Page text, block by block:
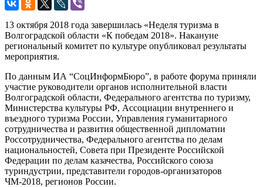
13 октября 2018 года завершилась «Неделя туризма в
Волгоградской области «К победам 2018». Накануне
региональный комитет по культуре опубликовал результаты
мероприятия.
По данным ИА “СоцИнформБюро”, в работе форума приняли
участие руководители органов исполнительной власти
Волгоградской области, Федерального агентства по туризму,
Министерства культуры РФ, Ассоциации внутреннего и
въездного туризма России, Управления гуманитарного
сотрудничества и развития общественной дипломатии
Россотрудничества, Федерального агентства по делам
национальностей, Совета при Президенте Российской
Федерации по делам казачества, Российского союза
туриндустрии, представители городов-организаторов
ЧМ-2018, регионов России.